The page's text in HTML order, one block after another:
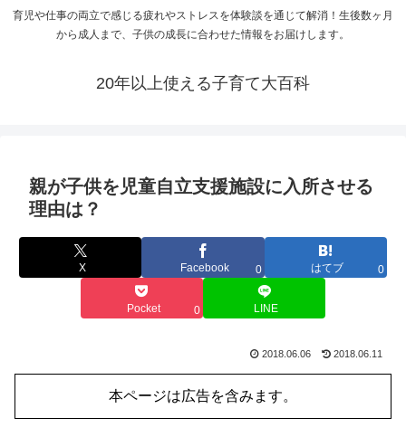
育児や仕事の両立で感じる疲れやストレスを体験談を通じて解消！生後数ヶ月
から成人まで、子供の成長に合わせた情報をお届けします。
20年以上使える子育て大百科
親が子供を児童自立支援施設に入所させる
理由は？
X Facebook 0 はてブ 0
Pocket 0 LINE
2018.06.06 2018.06.11
本ページは広告を含みます。